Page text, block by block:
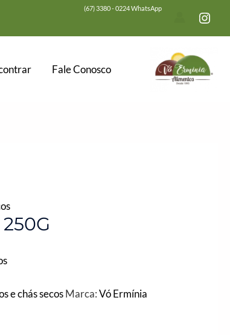
(67) 3380 - 0224 WhatsApp
Fale Conosco
e chás secosMarca:Vó Ermínia